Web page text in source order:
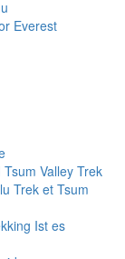
Everest
Valley Trek
Trek et Tsum
Ist es